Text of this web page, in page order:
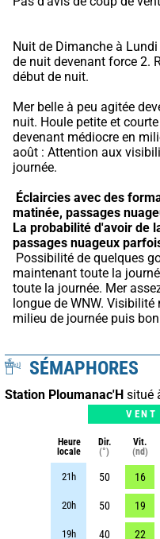
Nuit de Dimanche à
de nuit devenant force 2.
début de nuit.
Mer belle à peu agitée
nuit. Houle petite et
devenant médiocre en
août : Attention aux
journée.
Éclaircies avec des
matinée, passages
La probabilité d'avoir de
passages nuageux
maintenant toute la
toute la journée. Mer
longue de WNW.
milieu de journée puis
SÉMAPHORES
Station Ploumanac'H situé
VENT
Heure
locale
Dir.
(°)
Vit.
(nd)
21h 50 16
20h 50 19
19h 40 22